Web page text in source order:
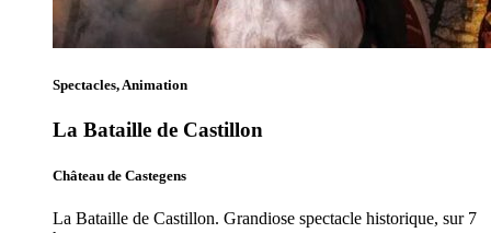
Spectacles, Animation
La Bataille de Castillon
Château de Castegens
La Bataille de Castillon. Grandiose spectacle historique, sur 7